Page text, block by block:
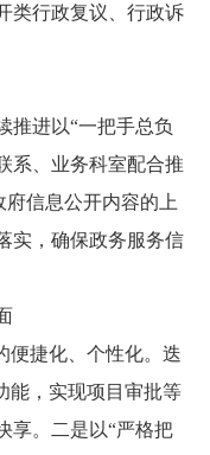
类行政复议、行政诉
推进以“一把手总负
系、业务科室配合推
信息公开内容的上
实，确保政务服务信
便捷化、个性化。迭
能，实现项目审批等
享。二是以“严格把